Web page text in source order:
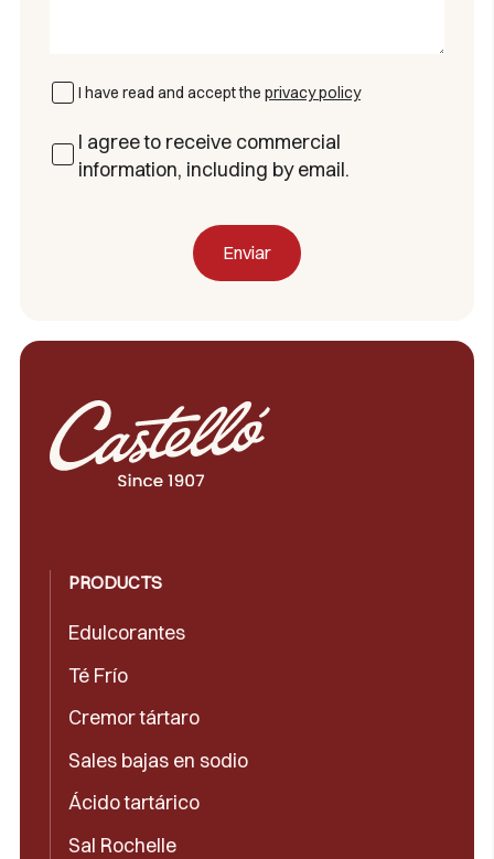
I have read and accept the privacy policy
I agree to receive commercial
information, including by email.
PRODUCTS
Edulcorantes
Té Frío
Cremor tártaro
Sales bajas en sodio
Ácido tartárico
Sal Rochelle